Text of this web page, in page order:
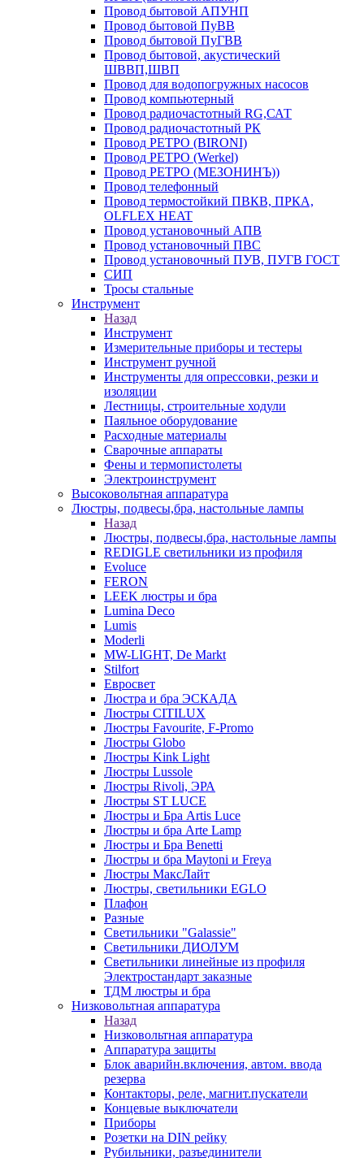
Провод бытовой АПУНП
Провод бытовой ПуВВ
Провод бытовой ПуГВВ
Провод бытовой, акустический
ШВВП,ШВП
Провод для водопогружных насосов
Провод компьютерный
Провод радиочастотный RG,САТ
Провод радиочастотный РК
Провод РЕТРО (BIRONI)
Провод РЕТРО (Werkel)
Провод РЕТРО (МЕЗОНИНЪ))
Провод телефонный
Провод термостойкий ПВКВ, ПРКА,
OLFLEX HEAT
Провод установочный АПВ
Провод установочный ПВС
Провод установочный ПУВ, ПУГВ ГОСТ
СИП
Тросы стальные
Инструмент
Назад
Инструмент
Измерительные приборы и тестеры
Инструмент ручной
Инструменты для опрессовки, резки и
изоляции
Лестницы, строительные ходули
Паяльное оборудование
Расходные материалы
Сварочные аппараты
Фены и термопистолеты
Электроинструмент
Высоковольтная аппаратура
Люстры, подвесы,бра, настольные лампы
Назад
Люстры, подвесы,бра, настольные лампы
REDIGLE светильники из профиля
Evoluce
FERON
LEEK люстры и бра
Lumina Deco
Lumis
Moderli
MW-LIGHT, De Markt
Stilfort
Евросвет
Люстра и бра ЭСКАДА
Люстры CITILUX
Люстры Favourite, F-Promo
Люстры Globo
Люстры Kink Light
Люстры Lussole
Люстры Rivoli, ЭРА
Люстры ST LUCE
Люстры и Бра Artis Luce
Люстры и бра Arte Lamp
Люстры и Бра Benetti
Люстры и бра Maytoni и Freya
Люстры МаксЛайт
Люстры, светильники EGLO
Плафон
Разные
Светильники "Galassie"
Светильники ДИОЛУМ
Светильники линейные из профиля
Электростандарт заказные
ТДМ люстры и бра
Низковольтная аппаратура
Назад
Низковольтная аппаратура
Аппаратура защиты
Блок аварийн.включения, автом. ввода
резерва
Контакторы, реле, магнит.пускатели
Концевые выключатели
Приборы
Розетки на DIN рейку
Рубильники, разъединители